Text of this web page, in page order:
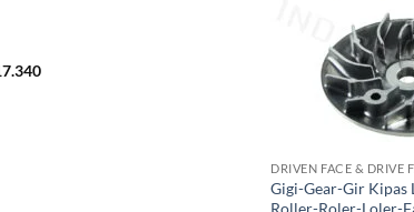
DRIVEN FACE & DRIVE
Gigi-Gear-Gir Kipas
Roller-Roler-Loler-